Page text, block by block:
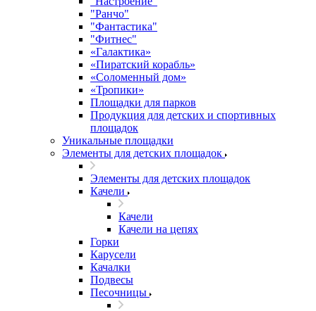
"Ранчо"
"Фантастика"
"Фитнес"
«Галактика»
«Пиратский корабль»
«Соломенный дом»
«Тропики»
Площадки для парков
Продукция для детских и спортивных
площадок
Уникальные площадки
Элементы для детских площадок
Элементы для детских площадок
Качели
Качели
Качели на цепях
Горки
Карусели
Качалки
Подвесы
Песочницы